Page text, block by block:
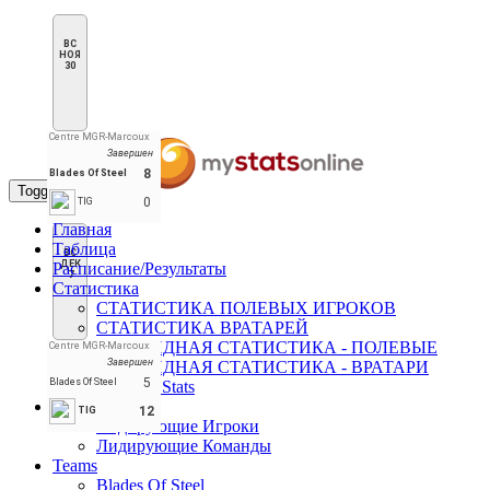
ВС
НОЯ
30
Centre MGR-Marcoux
Завершен
Blades Of Steel
8
TIG 0
ВС
ДЕК
7
Centre MGR-Marcoux
Завершен
Blades Of Steel
5
TIG 12
Toggle navigation
Главная
Таблица
Расписание/Результаты
Статистика
СТАТИСТИКА ПОЛЕВЫХ ИГРОКОВ
СТАТИСТИКА ВРАТАРЕЙ
КОМАНДНАЯ СТАТИСТИКА - ПОЛЕВЫЕ
КОМАНДНАЯ СТАТИСТИКА - ВРАТАРИ
Penalties Stats
Лидеры
Лидирующие Игроки
Лидирующие Команды
Teams
Blades Of Steel